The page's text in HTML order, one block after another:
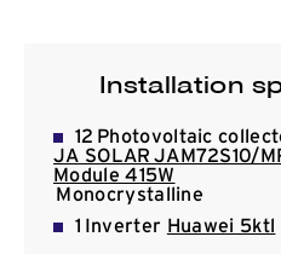
Installation
12 Photovoltaic
JA SOLAR JAM72S10/
Module 415W
Monocrystalline
1 Inverter Huawei 5ktl